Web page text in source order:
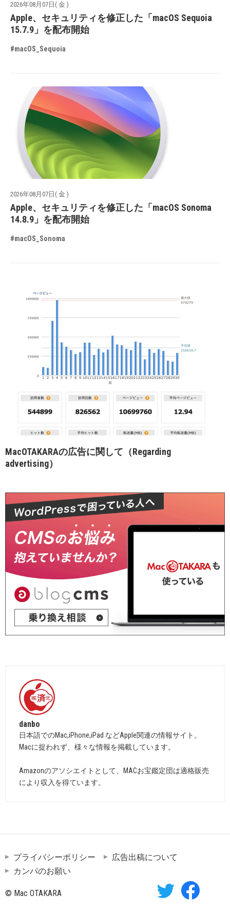
2026年08月07日( 金 )
Apple、セキュリティを修正した「macOS Sequoia
15.7.9」を配布開始
#macOS_Sequoia
2026年08月07日( 金 )
Apple、セキュリティを修正した「macOS Sonoma
14.8.9」を配布開始
#macOS_Sonoma
MacOTAKARAの広告に関して（Regarding
advertising）
danbo
日本語でのMac,iPhone,iPad などApple関連の情報サイト。
Macに捉われず、様々な情報を掲載しています。
Amazonのアソシエイトとして、MACお宝鑑定団は適格販売
により収入を得ています。
プライバシーポリシー
広告出稿について
カンパのお願い
© Mac OTAKARA